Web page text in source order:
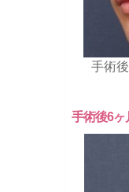
手術
手術後6ヶ